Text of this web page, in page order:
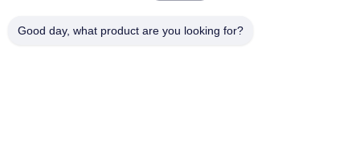
Good day, what product are you looking for?